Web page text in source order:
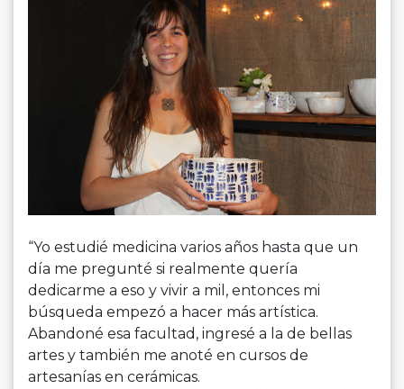
“Yo estudié medicina varios años hasta que un
día me pregunté si realmente quería
dedicarme a eso y vivir a mil, entonces mi
búsqueda empezó a hacer más artística.
Abandoné esa facultad, ingresé a la de bellas
artes y también me anoté en cursos de
artesanías en cerámicas.